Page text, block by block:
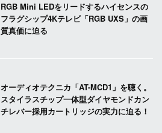
RGB Mini LEDをリードするハイセンスの
フラグシップ4Kテレビ「RGB UXS」の画
質真価に迫る
オーディオテクニカ「AT-MCD1」を聴く。
スタイラスチップ一体型ダイヤモンドカン
チレバー採用カートリッジの実力に迫る！